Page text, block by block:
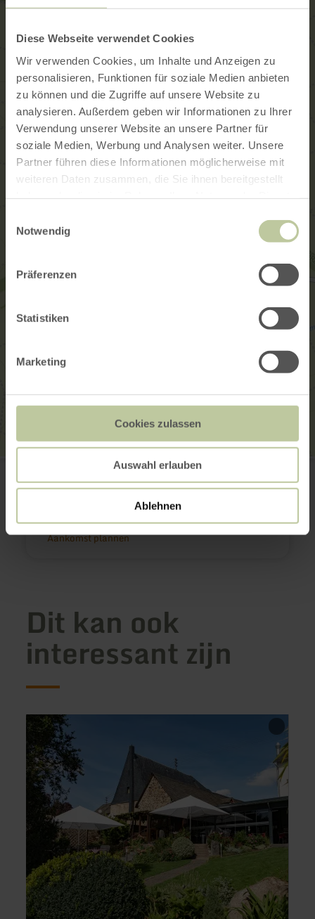
Diese Webseite verwendet Cookies
Wir verwenden Cookies, um Inhalte und Anzeigen zu
personalisieren, Funktionen für soziale Medien anbieten
zu können und die Zugriffe auf unsere Website zu
analysieren. Außerdem geben wir Informationen zu Ihrer
Verwendung unserer Website an unsere Partner für
soziale Medien, Werbung und Analysen weiter. Unsere
Partner führen diese Informationen möglicherweise mit
weiteren Daten zusammen, die Sie ihnen bereitgestellt
Notwendig
Präferenzen
Statistiken
Marketing
Cookies zulassen
Auswahl erlauben
Ablehnen
Kartoffelhof Frießem
56753 Naunheim
E-mail
Aankomst plannen
Dit kan ook
interessant zijn
meer
informatie
Löffels
Landhaus
over:
Bar